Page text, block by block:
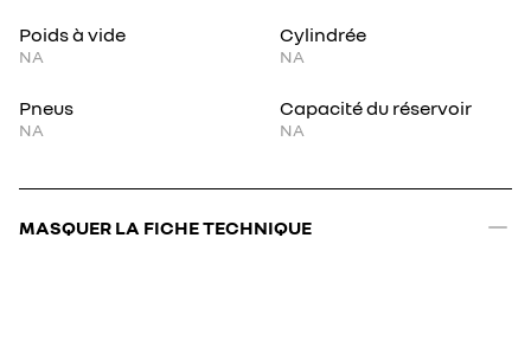
MASQUER LA FICHE TECHNIQUE
Poids à vide
NA
Cylindrée
NA
Pneus
NA
Capacité du réservoir
NA